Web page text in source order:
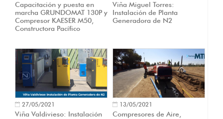
Capacitación y puesta en
marcha GRUNDOMAT 130P y
Compresor KAESER M50,
Constructora Pacífico
Viña Miguel Torres:
Instalación de Planta
Generadora de N2
27/05/2021
Viña Valdivieso: Instalación
13/05/2021
Compresores de Aire,